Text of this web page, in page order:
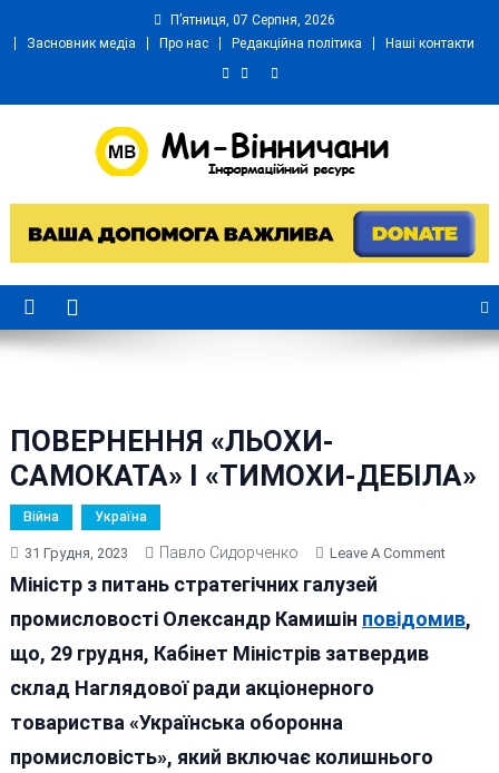
П’ятниця, 07 Серпня, 2026
Засновник медіа
Про нас Редакційна політика Наші контакти
Ми Вінничани
ПОВЕРНЕННЯ «ЛЬОХИ-
САМОКАТА» І «ТИМОХИ-ДЕБІЛА»
Війна Україна
31 Грудня, 2023 Павло Сидорченко Leave A CommentOn
Міністр з питань стратегічних галузей
промисловості Олександр Камишін повідомив,
що, 29 грудня, Кабінет Міністрів затвердив
склад Наглядової ради акціонерного
товариства «Українська оборонна
промисловість», який включає колишнього